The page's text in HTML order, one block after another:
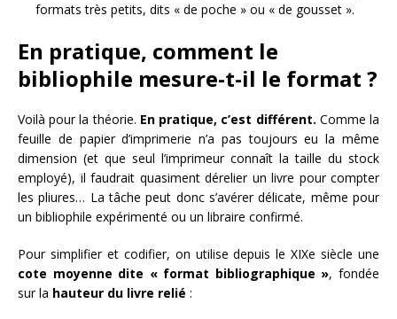
formats très petits, dits « de poche » ou « de gousset ».
En pratique, comment le
bibliophile mesure-t-il le format ?
Voilà pour la théorie. En pratique, c’est différent. Comme la
feuille de papier d’imprimerie n’a pas toujours eu la même
dimension (et que seul l’imprimeur connaît la taille du stock
employé), il faudrait quasiment dérelier un livre pour compter
les pliures… La tâche peut donc s’avérer délicate, même pour
un bibliophile expérimenté ou un libraire confirmé.
Pour simplifier et codifier, on utilise depuis le XIXe siècle une
cote moyenne dite « format bibliographique », fondée
sur la hauteur du livre relié :